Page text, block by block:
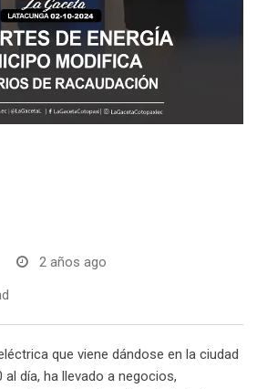
2 años ago
que viene dándose en la ciudad
día, ha llevado a negocios,